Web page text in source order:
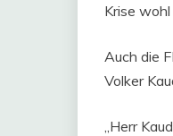
Krise
Auch die
Volker
„Herr